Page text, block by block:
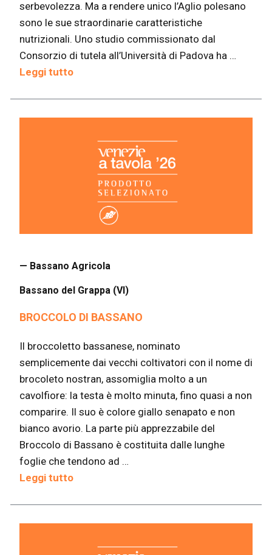
serbevolezza. Ma a rendere unico l’Aglio polesano
sono le sue straordinarie caratteristiche
nutrizionali. Uno studio commissionato dal
Consorzio di tutela all’Università di Padova ha …
Leggi tutto
— Bassano Agricola
Bassano del Grappa (VI)
BROCCOLO DI BASSANO
Il broccoletto bassanese, nominato
semplicemente dai vecchi coltivatori con il nome di
brocoleto nostran, assomiglia molto a un
cavolfiore: la testa è molto minuta, fino quasi a non
comparire. Il suo è colore giallo senapato e non
bianco avorio. La parte più apprezzabile del
Broccolo di Bassano è costituita dalle lunghe
foglie che tendono ad …
Leggi tutto